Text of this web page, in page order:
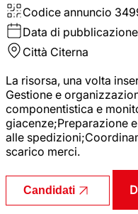
Codice annuncio
Data di pubblicazione
Città Citerna
La risorsa, una volta
Gestione e
componentistica e
giacenze;Preparazione
alle
scarico merci.
Candidati